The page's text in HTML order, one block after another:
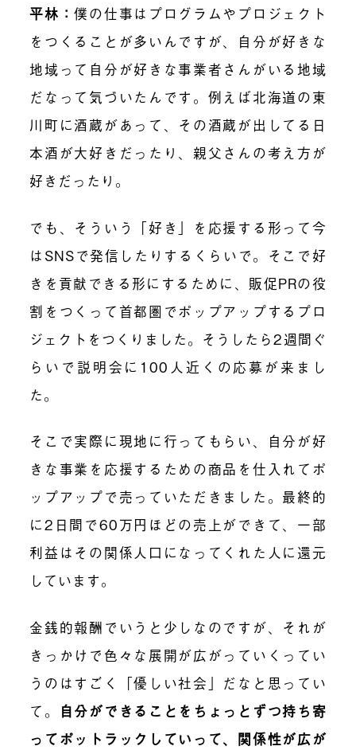
平林：僕の仕事はプログラムやプロジェクト
をつくることが多いんですが、自分が好きな
地域って自分が好きな事業者さんがいる地域
だなって気づいたんです。例えば北海道の東
川町に酒蔵があって、その酒蔵が出してる日
本酒が大好きだったり、親父さんの考え方が
好きだったり。
でも、そういう「好き」を応援する形って今
はSNSで発信したりするくらいで。そこで好
きを貢献できる形にするために、販促PRの役
割をつくって首都圏でポップアップするプロ
ジェクトをつくりました。そうしたら2週間ぐ
らいで説明会に100人近くの応募が来まし
た。
そこで実際に現地に行ってもらい、自分が好
きな事業を応援するための商品を仕入れてポ
ップアップで売っていただきました。最終的
に2日間で60万円ほどの売上ができて、一部
利益はその関係人口になってくれた人に還元
しています。
金銭的報酬でいうと少しなのですが、それが
きっかけで色々な展開が広がっていくってい
うのはすごく「優しい社会」だなと思ってい
て。
自分ができることをちょっとずつ持ち寄
ってポットラックしていって、関係性が広が